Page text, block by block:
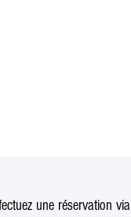
une réservation via